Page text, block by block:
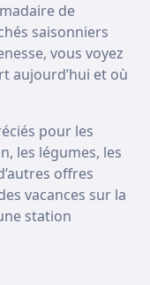
de
saisonniers
vous voyez
aujourd’hui et où
pour les
les légumes, les
offres
vacances sur la
station